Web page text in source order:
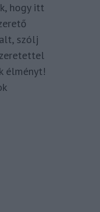
hogy itt
szólj
élményt!